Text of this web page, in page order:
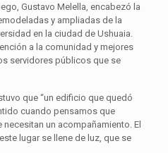
Gustavo Melella, encabezó la
y ampliadas de la
en la ciudad de Ushuaia.
a la comunidad y mejores
servidores públicos que se
que “un edificio que quedó
cuando pensamos que
un acompañamiento. El
lugar se llene de luz, que se